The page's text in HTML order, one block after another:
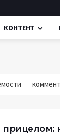
КОНТЕНТ
прицелом: